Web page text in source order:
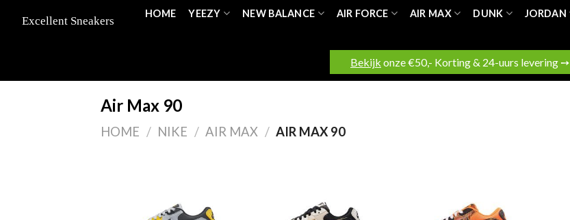
HOME YEEZY NEW BALANCE AIR FORCE AIR MAX DUNK JORDAN
Bekijk onze €50,- Korting & 24-uurs levering ➙
Air Max 90
HOME / NIKE / AIR MAX / AIR MAX 90